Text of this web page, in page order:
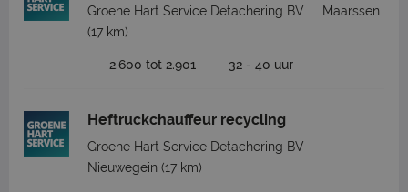
Groene Hart Service Detachering BV
Maarssen
(17 km)
2.600 tot 2.901 32 - 40 uur
Heftruckchauffeur recycling
Groene Hart Service Detachering BV
Nieuwegein (17 km)